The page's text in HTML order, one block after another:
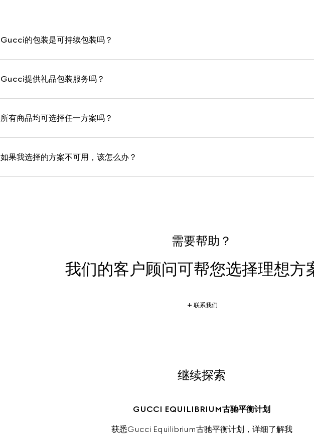
Gucci的包装是可持续包装吗？
Gucci提供礼品包装服务吗？
所有商品均可选择任一方案吗？
如果我选择的方案不可用，该怎么办？
需要帮助？
我们的客户顾问可帮您选择理想方
联系我们
继续探索
GUCCI EQUILIBRIUM古驰平衡计划
获悉Gucci Equilibrium古驰平衡计划，详细了解我